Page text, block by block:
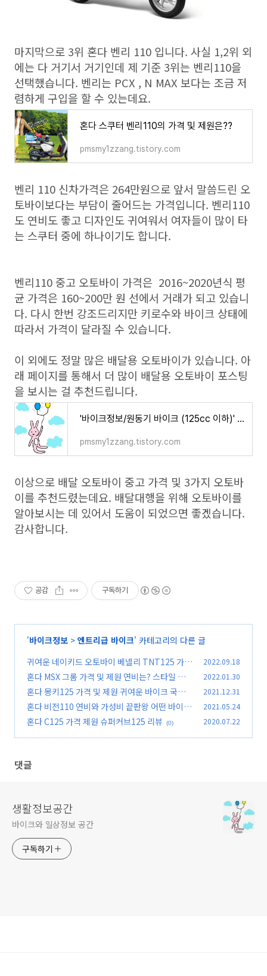
마지막으로 3위 혼다 벤리 110 입니다. 사실 1,2위 외
에는 다 거기서 거기인데 제 기준 3위는 벤리110을
선택했습니다. 벤리는 PCX , N MAX 보다는 조금 저
렴하게 구입을 할 수 있는데요.
혼다 스쿠터 벤리110의 가격 및 제원은??
pmsmy1zzang.tistory.com
벤리 110 신차가격은 264만원으로 앞서 말씀드린 오
토바이보다는 부담이 줄어드는 가격입니다. 벤리110
도 연비도 좋고 디자인도 귀여워서 여자들이 많이 타
는 스쿠터 중에 하나이기도 합니다.
벤리110 중고 오토바이 가격은 2016~2020년식 평
균 가격은 160~200만 원 선에서 거래가 되고 있습니
다. 다시 한번 강조드리지만 키로수와 바이크 상태에
따라서 가격이 달라질 수 있습니다.
이 외에도 정말 많은 배달용 오토바이가 있습니다. 아
래 페이지를 통해서 더 많이 배달용 오토바이 포스팅
을 보시는 걸 추천드립니다.
'바이크정보/원동기 바이크 (125cc 이하)' 카테고리의 글 목록
pmsmy1zzang.tistory.com
이상으로 배달 오토바이 중고 가격 및 3가지 오토바
이를 추천드렸는데요. 배달대행을 위해 오토바이를
알아보시는 데 있어서 도움이 되었으면 좋겠습니다.
감사합니다.
공감 구독하기
'바이크정보 > 엔트리급 바이크' 카테고리의 다른 글
귀여운 네이키드 오토바이 베넬리 TNT125 가격
및 제원 특징을 알아보자
(0)
2022.09.18
혼다 MSX 그롬 가격 및 제원 연비는? 스타일 업
올뉴 MSX125
(0)
2022.01.30
혼다 몽키125 가격 및 제원 귀여운 바이크 국내
출시[MONKEY125]
(0)
2021.12.31
혼다 비전110 연비와 가성비 끝판왕 어떤 바이크
일까? (0)
2021.05.24
혼다 C125 가격 제원 슈퍼커브125 리뷰 (0) 2020.07.22
댓글
생활정보공간
바이크와 일상정보 공간
구독하기